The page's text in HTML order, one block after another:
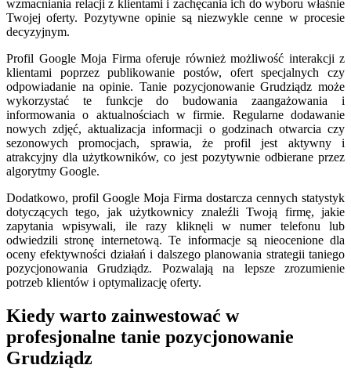
wzmacniania relacji z klientami i zachęcania ich do wyboru właśnie
Twojej oferty. Pozytywne opinie są niezwykle cenne w procesie
decyzyjnym.
Profil Google Moja Firma oferuje również możliwość interakcji z
klientami poprzez publikowanie postów, ofert specjalnych czy
odpowiadanie na opinie. Tanie pozycjonowanie Grudziądz może
wykorzystać te funkcje do budowania zaangażowania i
informowania o aktualnościach w firmie. Regularne dodawanie
nowych zdjęć, aktualizacja informacji o godzinach otwarcia czy
sezonowych promocjach, sprawia, że profil jest aktywny i
atrakcyjny dla użytkowników, co jest pozytywnie odbierane przez
algorytmy Google.
Dodatkowo, profil Google Moja Firma dostarcza cennych statystyk
dotyczących tego, jak użytkownicy znaleźli Twoją firmę, jakie
zapytania wpisywali, ile razy kliknęli w numer telefonu lub
odwiedzili stronę internetową. Te informacje są nieocenione dla
oceny efektywności działań i dalszego planowania strategii taniego
pozycjonowania Grudziądz. Pozwalają na lepsze zrozumienie
potrzeb klientów i optymalizację oferty.
Kiedy warto zainwestować w
profesjonalne tanie pozycjonowanie
Grudziądz